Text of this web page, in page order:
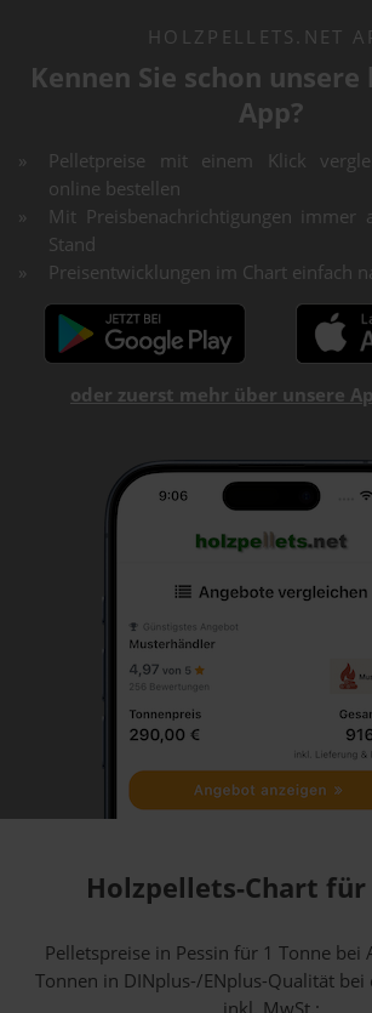
HOLZPELLETS.NET
Kennen Sie schon
App?
Pelletpreise mit einem Klick
online bestellen
Mit Preisbenachrichtigungen immer
Stand
Preisentwicklungen im Chart einfach
oder zuerst mehr über unsere
Holzpellets-Chart für
Pelletspreise in Pessin für 1 Tonne bei
Tonnen in DINplus-/ENplus-Qualität bei